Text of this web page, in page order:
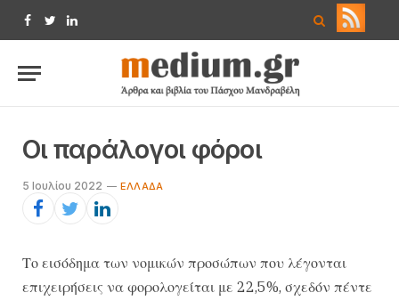
Facebook
TwitterLinkedIn
Οι παράλογοι φόροι
5 Ιουλίου 2022 EΛΛΆΔΑ
Το εισόδημα των νομικών προσώπων που λέγονται
επιχειρήσεις να φορολογείται με 22,5%, σχεδόν πέντε